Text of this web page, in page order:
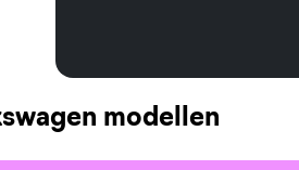
modellen